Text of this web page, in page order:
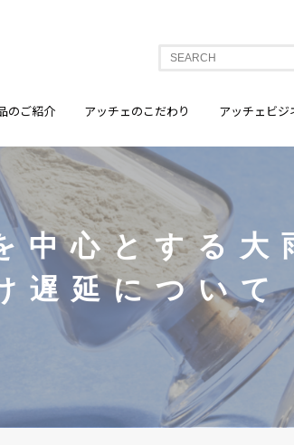
のご紹介 アッチェのこだわり アッチェビジ
中心とする大
遅延について